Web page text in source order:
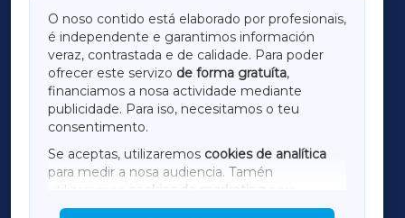
O noso contido está elaborado por profesionais,
é independente e garantimos información
veraz, contrastada e de calidade. Para poder
ofrecer este servizo de forma gratuíta,
financiamos a nosa actividade mediante
publicidade. Para iso, necesitamos o teu
consentimento.
Se aceptas, utilizaremos cookies de analítica
para medir a nosa audiencia. Tamén
utilizaremos
cookies de marketing
mostrar publicidade de terceiros.
LUGOXA
TERRACHAXA
AMARIÑAXA